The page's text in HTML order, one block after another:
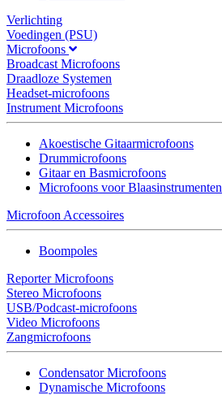
Verlichting
Voedingen (PSU)
Microfoons
Broadcast Microfoons
Draadloze Systemen
Headset-microfoons
Instrument Microfoons
Akoestische Gitaarmicrofoons
Drummicrofoons
Gitaar en Basmicrofoons
Microfoons voor Blaasinstrumenten
Microfoon Accessoires
Boompoles
Reporter Microfoons
Stereo Microfoons
USB/Podcast-microfoons
Video Microfoons
Zangmicrofoons
Condensator Microfoons
Dynamische Microfoons